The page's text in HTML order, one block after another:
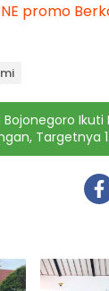
promo
Bojonegoro
Targetnya